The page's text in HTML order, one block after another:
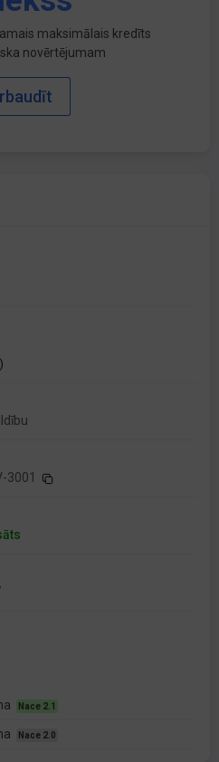
maksimālais kredīts
novērtējumam
3001
Nace 2.1
Nace 2.0